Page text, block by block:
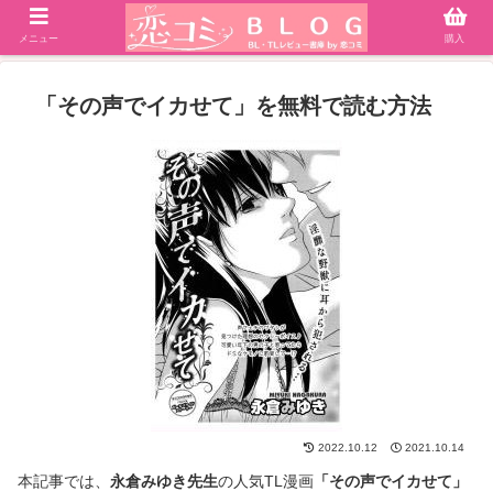
「その声でイカせて」を無料で読む方法
2022.10.12 2021.10.14
本記事では、 永倉みゆき先生の人気TL漫画 「その声でイカせて」
メニュー 購入